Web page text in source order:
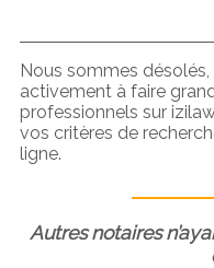
Nous sommes
activement à faire
professionnels sur
vos critères de
ligne.
Autres notaires